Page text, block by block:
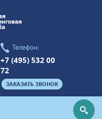
Телефон:
+7 (495) 532 00
72
ЗАКАЗАТЬ ЗВОНОК